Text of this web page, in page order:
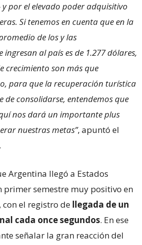
y por el elevado poder adquisitivo
Si tenemos en cuenta que en la
de los y las
ingresan al país es de 1.277 dólares,
crecimiento son más que
para que la recuperación turística
de consolidarse, entendemos que
nos dará un importante plus
nuestras metas”, apuntó el
Argentina llegó a Estados
primer semestre muy positivo en
el registro de llegada de un
cada once segundos. En ese
señalar la gran reacción del